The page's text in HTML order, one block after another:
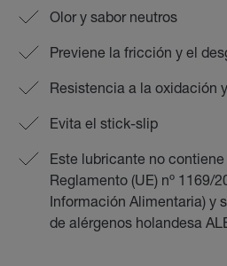
Olor y sabor neutros
Previene la fricción y el
Resistencia a la oxidación
Evita el stick-slip
Este lubricante no
Reglamento (UE) nº 1169/
Información Alimentaria) y
de alérgenos holandesa